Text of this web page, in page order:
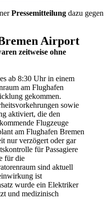
Pressemitteilung dazu gegen
Airport
zeitweise ohne
ab 8:30 Uhr in einem
am Flughafen
gekommen.
sowie
aktiviert, die den
Flugzeuge
am Flughafen Bremen
nur verzögert oder gar
für Passagiere
für die
sind aktuell
ist
wurde ein Elektriker
und medizinisch